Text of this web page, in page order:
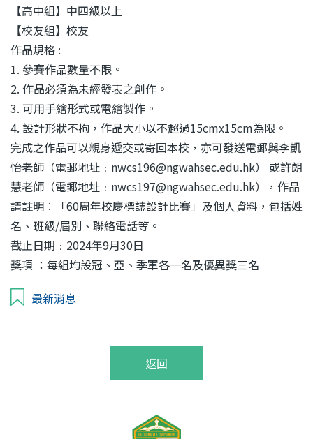
【高中組】中四級以上
【校友組】校友
作品規格 :
1. 參賽作品數量不限。
2. 作品必須為未經發表之創作。
3. 可用手繪形式或電繪製作。
4. 設計形狀不拘，作品大小以不超過15cmx15cm為限。
完成之作品可以親身遞交或寄回本校，亦可發送電郵與李凱
怡老師（電郵地址﹕nwcs196@ngwahsec.edu.hk） 或許朗
慧老師（電郵地址﹕nwcs197@ngwahsec.edu.hk），作品
請註明︰「60周年校慶標誌設計比賽」及個人資料，包括姓
名、班級/屆別、聯絡電話等。
截止日期﹕2024年9月30日
獎項 ：每組均設冠、亞、季軍各一名及優異獎三名
最新消息
返回